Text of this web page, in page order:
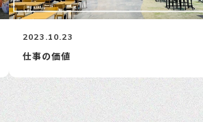
2023.10.23
仕事の価値